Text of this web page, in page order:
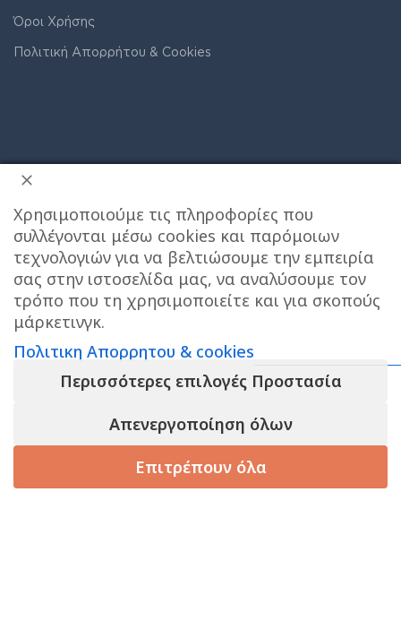
ΑΥΓΟΥΣΤΟ και αποστελλονται αμεσα οι
παραγγελιες σας , το φυσικο μας
καταστημα στον ΧΟΛΑΡΓΟ θα ειναι
ΚΛΕΙΣΤΟ για παραλαβες απο 10/8 εως 23/8,
Όροι Χρήσης
Πολιτική Απορρήτου & Cookies
ΔΙΕΥΘΥΝΣΗ ΚΑΤΑΣΤΗΜΑΤΟΣ
Care stores Χολαργού: 17ης Νοεμβρίου 20, Χολαργός ,
2106514570 Χάρτης
επικοινωνίας αποθήκης : 6976890700
Τηλεφωνο εξυπηρετησης πελατων e-shop : 2106540303
Ωράριο εξυπηρέτησης : 09:00-17:00
Χρησιμοποιούμε τις πληροφορίες που
συλλέγονται μέσω cookies και παρόμοιων
τεχνολογιών για να βελτιώσουμε την εμπειρία
σας στην ιστοσελίδα μας, να αναλύσουμε τον
τρόπο που τη χρησιμοποιείτε και για σκοπούς
μάρκετινγκ.
Πολιτικη Απορρητου & cookies
Περισσότερες επιλογές Προστασία
Απενεργοποίηση όλων
Επιτρέπουν όλα